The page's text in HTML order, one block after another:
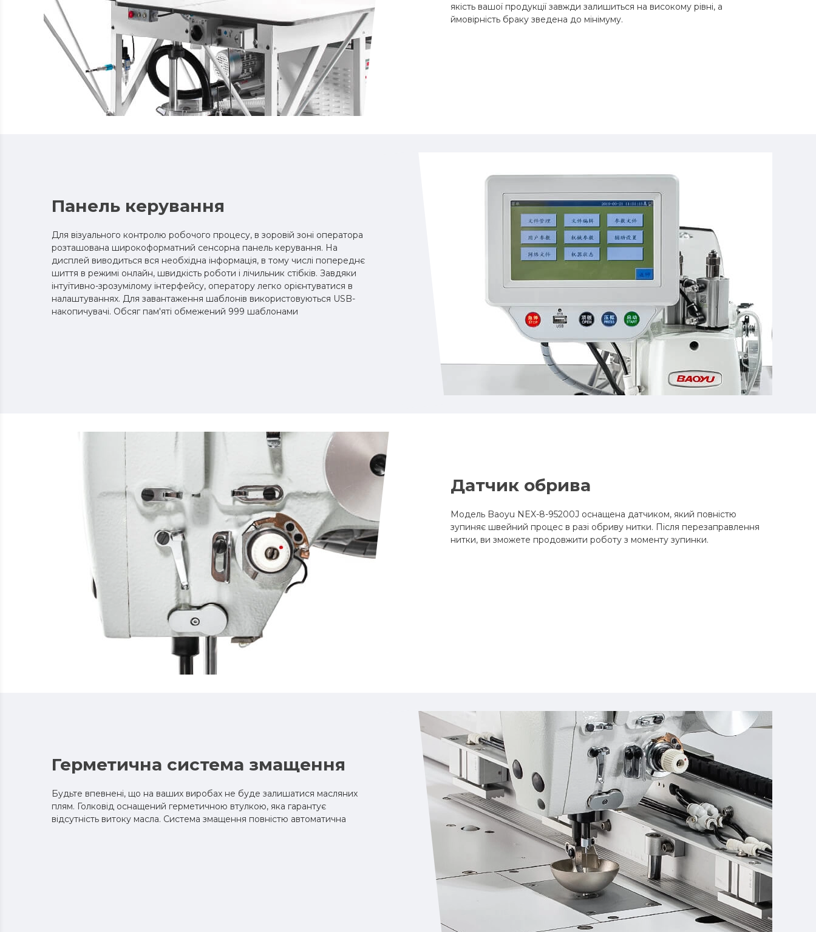
якість вашої продукції завжди залишиться на високому рівні, а
ймовірність браку зведена до мінімуму.
Панель керування
Для візуального контролю робочого процесу, в зоровій зоні оператора
розташована широкоформатний сенсорна панель керування. На
дисплей виводиться вся необхідна інформація, в тому числі попереднє
шиття в режимі онлайн, швидкість роботи і лічильник стібків. Завдяки
інтуїтивно-зрозумілому інтерфейсу, оператору легко орієнтуватися в
налаштуваннях. Для завантаження шаблонів використовуються USB-
накопичувачі. Обсяг пам'яті обмежений 999 шаблонами
Датчик обрива
Модель Baoyu NEX-8-95200J оснащена датчиком, який повністю
зупиняє швейний процес в разі обриву нитки. Після перезаправлення
нитки, ви зможете продовжити роботу з моменту зупинки.
Герметична система змащення
Будьте впевнені, що на ваших виробах не буде залишатися масляних
плям. Голковід оснащений герметичною втулкою, яка гарантує
відсутність витоку масла. Система змащення повністю автоматична